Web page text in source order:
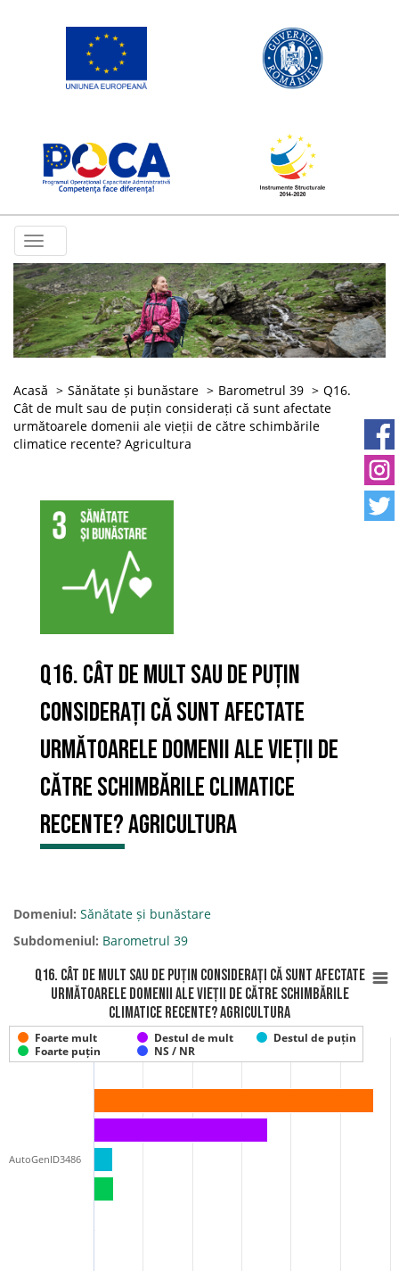
Toggle
navigation
Acasă Sănătate și bunăstare Barometrul 39
Q16.
Cât de mult sau de puțin considerați că sunt afectate
următoarele domenii ale vieții de către schimbările
climatice recente? Agricultura
Q16. Cât de mult sau de puțin
considerați că sunt afectate
următoarele domenii ale vieții de
către schimbările climatice
recente? Agricultura
Domeniul: Sănătate și bunăstare
Subdomeniul: Barometrul 39
Q16. Cât de mult sau de puțin considerați că sunt afectate
următoarele domenii ale vieții de către schimbările
climatice recente? Agricultura
Foarte mult Destul de mult
Destul de puțin
Foarte puțin
NS / NR
AutoGenID3486